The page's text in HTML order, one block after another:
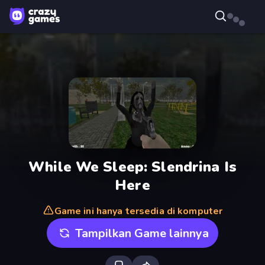
While We Sleep: Slendrina Is
Here
Game ini hanya tersedia di komputer
Tampilkan Game lainnya